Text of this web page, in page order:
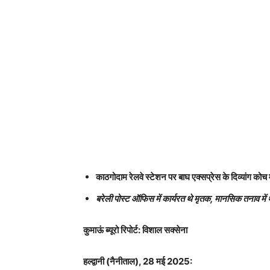
काठगोदाम रेलवे स्टेशन पर बाघ एक्सप्रेस के दिव्यांग
बरेली पोस्ट ऑफिस में कार्यरत थे मृतक, मानसिक तनाव में
कुमाऊं ब्यूरो रिपोर्ट: विशाल सक्सेना
हल्द्वानी (नैनीताल), 28 मई 2025: